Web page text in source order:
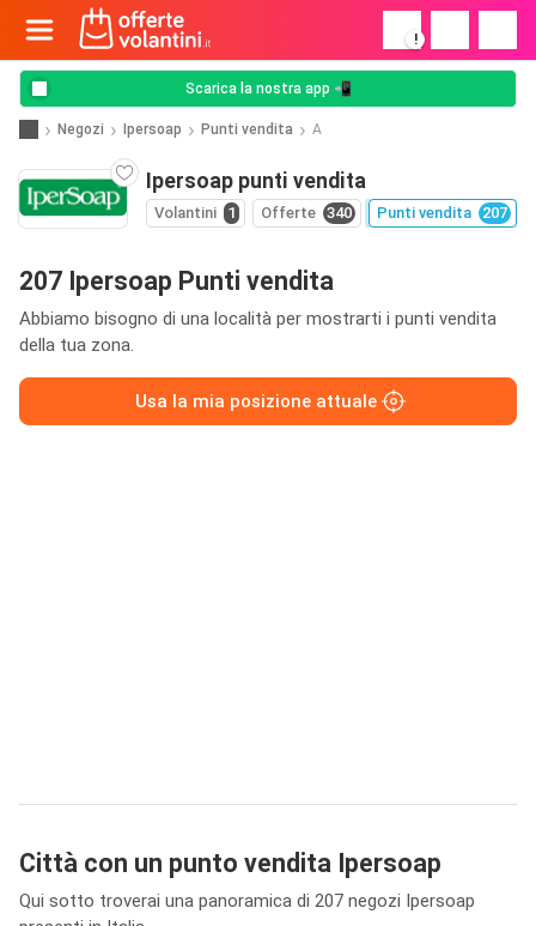
!
Scarica la nostra app 📲
Negozi Ipersoap Punti vendita A
Ipersoap punti vendita
Volantini 1 Offerte 340 Punti vendita 207
207 Ipersoap Punti vendita
Abbiamo bisogno di una località per mostrarti i punti vendita
della tua zona.
Usa la mia posizione attuale
Città con un punto vendita Ipersoap
Qui sotto troverai una panoramica di 207 negozi Ipersoap